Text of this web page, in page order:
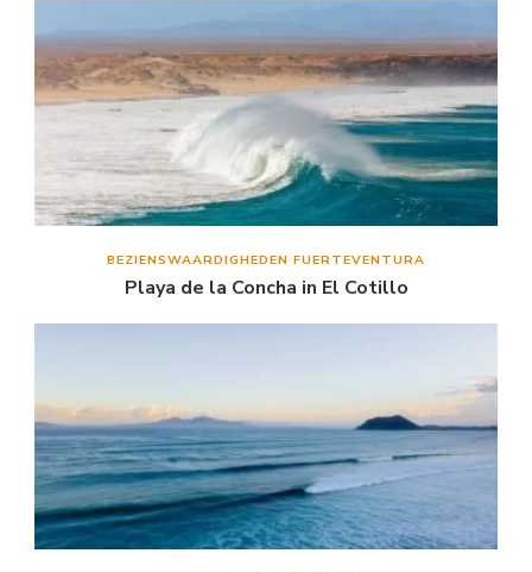
BEZIENSWAARDIGHEDEN FUERTEVENTURA
Playa de la Concha in El Cotillo